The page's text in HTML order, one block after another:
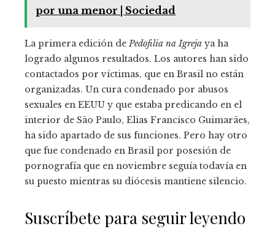
por una menor | Sociedad
La primera edición dePedofilia na Igreja ya ha
logrado algunos resultados. Los autores han sido
contactados por víctimas, que en Brasil no están
organizadas. Un cura condenado por abusos
sexuales en EEUU y que estaba predicando en el
interior de São Paulo, Elias Francisco Guimarães,
ha sido apartado de sus funciones. Pero hay otro
que fue condenado en Brasil por posesión de
pornografía que en noviembre seguía todavía en
su puesto mientras su diócesis mantiene silencio.
Suscríbete para seguir leyendo